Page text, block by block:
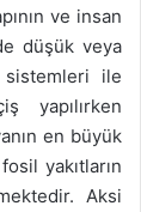
ve insan
düşük veya
sistemleri ile
yapılırken
en büyük
yakıtların
Aksi